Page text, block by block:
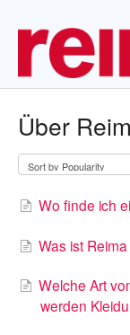
Über
Wo finde ich
Was ist
Welche Art
werden